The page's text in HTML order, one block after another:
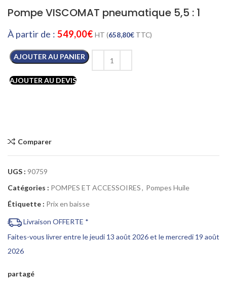
Pompe VISCOMAT pneumatique 5,5 : 1
À partir de : 549,00€ HT (658,80€ TTC)
AJOUTER AU PANIER
AJOUTER AU DEVIS
Comparer
UGS : 90759
Catégories : POMPES ET ACCESSOIRES, Pompes Huile
Étiquette : Prix en baisse
Livraison OFFERTE *
Faites-vous livrer entre le jeudi 13 août 2026 et le mercredi 19 août
2026
partagé